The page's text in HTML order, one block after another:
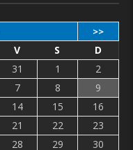
>>
V S
D
31 1
2
7 8
9
14 15
16
21 22
23
28 29
30